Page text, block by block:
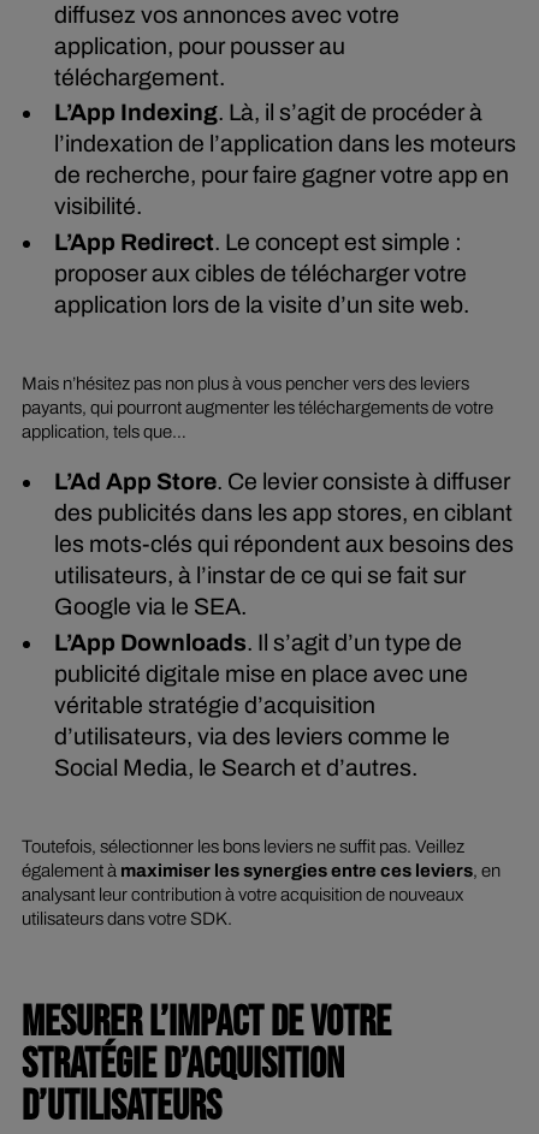
diffusez vos annonces avec votre
application, pour pousser au
téléchargement.
L’App Indexing. Là, il s’agit de procéder à
l’indexation de l’application dans les moteurs
de recherche, pour faire gagner votre app en
visibilité.
L’App Redirect. Le concept est simple :
proposer aux cibles de télécharger votre
application lors de la visite d’un site web.
Mais n’hésitez pas non plus à vous pencher vers des leviers
payants, qui pourront augmenter les téléchargements de votre
application, tels que…
L’Ad App Store. Ce levier consiste à diffuser
des publicités dans les app stores, en ciblant
les mots-clés qui répondent aux besoins des
utilisateurs, à l’instar de ce qui se fait sur
Google via le SEA.
L’App Downloads. Il s’agit d’un type de
publicité digitale mise en place avec une
véritable stratégie d’acquisition
d’utilisateurs, via des leviers comme le
Social Media, le Search et d’autres.
Toutefois, sélectionner les bons leviers ne suffit pas. Veillez
également à maximiser les synergies entre ces leviers, en
analysant leur contribution à votre acquisition de nouveaux
utilisateurs dans votre SDK.
MESURER L’IMPACT DE VOTRE
STRATÉGIE D’ACQUISITION
D’UTILISATEURS